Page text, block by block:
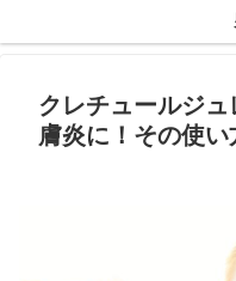
クレチュールジ
膚炎に！その使い